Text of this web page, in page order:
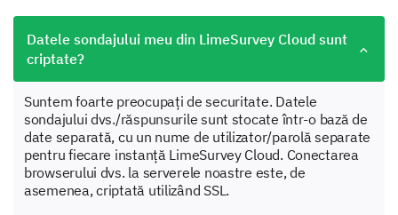
Datele sondajului meu din LimeSurvey Cloud sunt
criptate?
Suntem foarte preocupați de securitate. Datele
sondajului dvs./răspunsurile sunt stocate într-o bază de
date separată, cu un nume de utilizator/parolă separate
pentru fiecare instanță LimeSurvey Cloud. Conectarea
browserului dvs. la serverele noastre este, de
asemenea, criptată utilizând SSL.